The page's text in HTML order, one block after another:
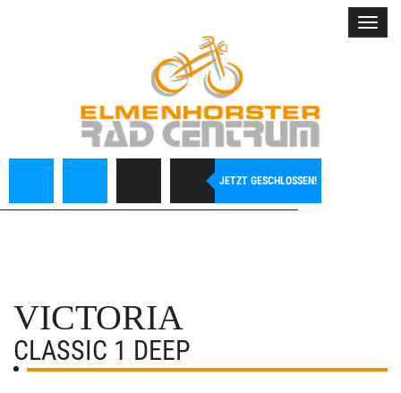
JETZT GESCHLOSSEN!
VICTORIA
CLASSIC 1 DEEP